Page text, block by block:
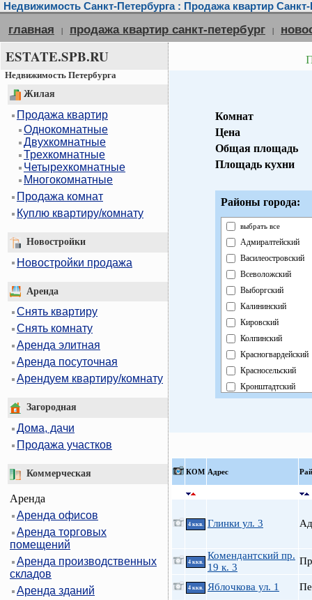
Недвижимость Санкт-Петербурга : Продажа квартир Санкт-
главная | продажа квартир санкт-петербург |
ESTATE.SPB.RU
Недвижимость Петербурга
Жилая
Продажа квартир
Однокомнатные
Двухкомнатные
Трехкомнатные
Четырехкомнатные
Многокомнатные
Продажа комнат
Куплю квартиру/комнату
Новостройки
Новостройки продажа
Аренда
Снять квартиру
Снять комнату
Аренда элитная
Аренда посуточная
Арендуем квартиру/комнату
Загородная
Дома, дачи
Продажа участков
Коммерческая
Аренда
Аренда офисов
Аренда торговых
помещений
Аренда производственных
складов
Аренда зданий
Комнат
Цена
Общая площадь
Площадь кухни
Районы города:
выбрать все
Адмиралтейский
Василеостровский
Всеволожский
Выборгский
Калининский
Кировский
Колпинский
Красногвардейский
Красносельский
Кронштадтский
Петроградский
Пушкинский
Центральный
КOМ Адрес
4 ккв. Глинки ул. 3
4 ккв.
Комендантский пр.
19 к. 3
4 ккв. Яблочкова ул. 1